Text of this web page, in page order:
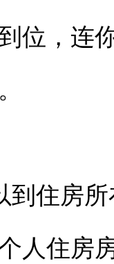
位，连
住房所
人住房